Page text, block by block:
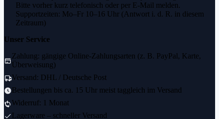
Bitte vorher kurz telefonisch oder per E-Mail melden.
Supportzeiten: Mo–Fr 10–16 Uhr (Antwort i. d. R. in diesem
Zeitraum)
Unser Service
Zahlung: gängige Online-Zahlungsarten (z. B. PayPal, Karte,
Überweisung)
Versand: DHL / Deutsche Post
Bestellungen bis ca. 15 Uhr meist taggleich im Versand
Widerruf: 1 Monat
Lagerware – schneller Versand